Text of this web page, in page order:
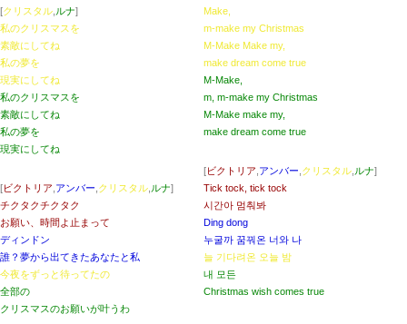
[クリスタル ルナ]
私のクリスマスを
素敵にしてね
私の夢を
現実にしてね
私のクリスマスを
素敵にしてね
私の夢を
現実にしてね
[ビクトリア アンバー クリスタル ルナ]
チクタクチクタク
お願い、時間よ止まって
ディンドン
誰？夢から出てきたあなたと私
今夜をずっと待ってたの
全部の
クリスマスのお願いが叶うわ
Make,
m-make my Christmas
M-Make Make my,
make dream come true
M-Make,
m, m-make my Christmas
M-Make make my,
make dream come true
[ビクトリア アンバー クリスタル ルナ]
Tick tock, tick tock
시간아 멈춰봐
Ding dong
누굴까 꿈꿔온 너와 나
늘 기다려온 오늘 밤
내 모든
Christmas wish comes true